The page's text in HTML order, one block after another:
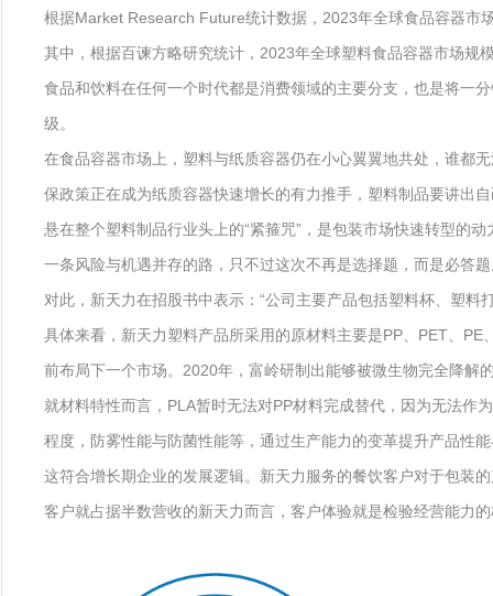
根据Market Research Future统计数据，2023年全球食品容器市
其中，根据百谏方略研究统计，2023年全球塑料食品容器市场
食品和饮料在任何一个时代都是消费领域的主要分支，也是将一
级。
在食品容器市场上，塑料与纸质容器仍在小心翼翼地共处，谁都
保政策正在成为纸质容器快速增长的有力推手，塑料制品要讲出
悬在整个塑料制品行业头上的“紧箍咒”，是包装市场快速转型的
一条风险与机遇并存的路，只不过这次不再是选择题，而是必答
对此，新天力在招股书中表示：“公司主要产品包括塑料杯、塑料
具体来看，新天力塑料产品所采用的原材料主要是PP、PET、
前布局下一个市场。2020年，富岭研制出能够被微生物完全降解
就材料特性而言，PLA暂时无法对PP材料完成替代，因为无法作
程度，防雾性能与防菌性能等，通过生产能力的变革提升产品性
这符合增长期企业的发展逻辑。新天力服务的餐饮客户对于包装
客户就占据半数营收的新天力而言，客户体验就是检验经营能力